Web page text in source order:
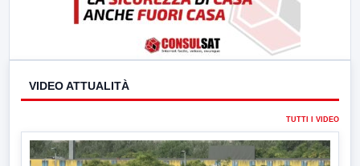
VIDEO ATTUALITÀ
TUTTI I VIDEO